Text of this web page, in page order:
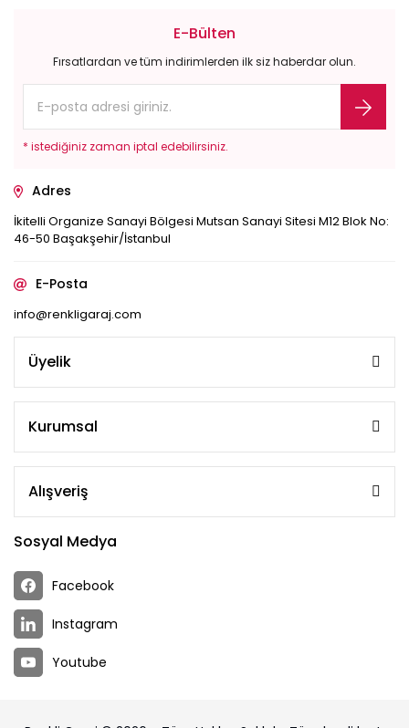
E-Bülten
Fırsatlardan ve tüm indirimlerden ilk siz haberdar olun.
* istediğiniz zaman iptal edebilirsiniz.
Adres
İkitelli Organize Sanayi Bölgesi Mutsan Sanayi Sitesi M12 Blok No:
46-50 Başakşehir/İstanbul
E-Posta
info@renkligaraj.com
Üyelik
Kurumsal
Alışveriş
Sosyal Medya
Facebook
Instagram
Youtube